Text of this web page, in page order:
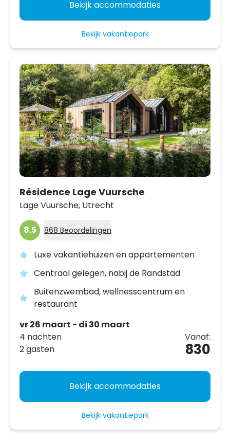
Bekijk accommodaties
Bekijk vakantiepark
Résidence Lage Vuursche
Lage Vuursche, Utrecht
8.5 868 Beoordelingen
Luxe vakantiehuizen en appartementen
Centraal gelegen, nabij de Randstad
Buitenzwembad, wellnesscentrum en
restaurant
vr 26 maart - di 30 maart
4 nachten
2 gasten
Vanaf:
830
Bekijk accommodaties
Bekijk vakantiepark